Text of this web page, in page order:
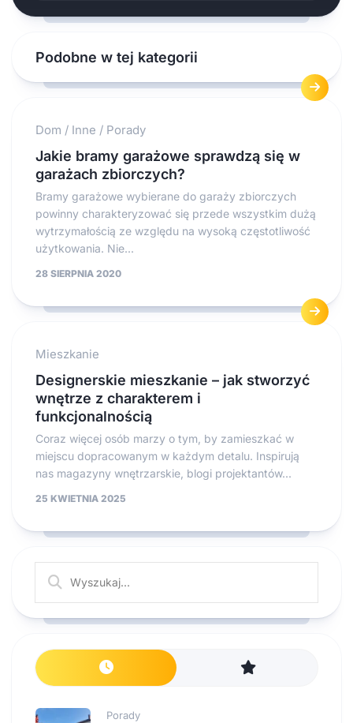
Podobne w tej kategorii
Dom / Inne / Porady
Jakie bramy garażowe sprawdzą się w
garażach zbiorczych?
Bramy garażowe wybierane do garaży zbiorczych
powinny charakteryzować się przede wszystkim dużą
wytrzymałością ze względu na wysoką częstotliwość
użytkowania. Nie...
28 SIERPNIA 2020
Mieszkanie
Designerskie mieszkanie – jak stworzyć
wnętrze z charakterem i
funkcjonalnością
Coraz więcej osób marzy o tym, by zamieszkać w
miejscu dopracowanym w każdym detalu. Inspirują
nas magazyny wnętrzarskie, blogi projektantów...
25 KWIETNIA 2025
Porady